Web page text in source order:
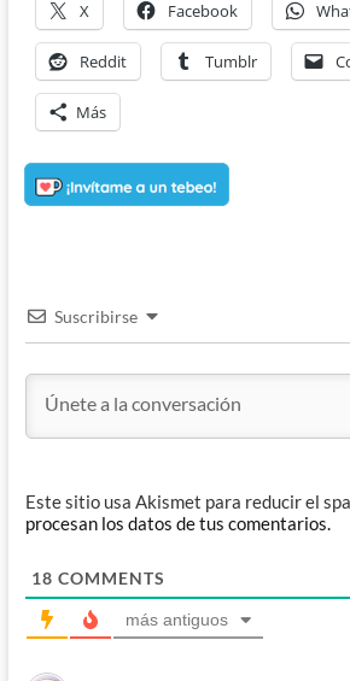
X Facebook
Reddit Tumblr
Más
Suscribirse
Este sitio usa Akismet para reducir el
procesan los datos de tus comentarios.
18 COMMENTS
más antiguos